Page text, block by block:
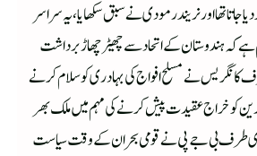
تھا اور نریندر مودی نے سبق سکھایا، یہ سراسر
کہ ہندوستان کے اتحاد سے چھیڑ چھاڑ برداشت
نے مسلح افواج کی بہادری کو سلام کرنے
کو خراج عقیدت پیش کرنے کی مہم میں ملک بھر
طرف بی جے پی نے قومی بحران کے وقت سیاست